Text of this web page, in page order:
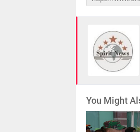
You Might